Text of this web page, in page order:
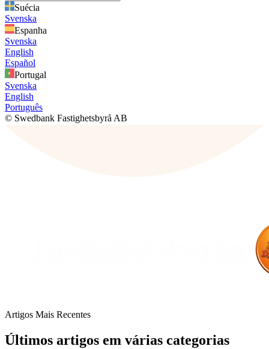
Suécia
Svenska
Espanha
Svenska
English
Español
Portugal
Svenska
English
Português
© Swedbank Fastighetsbyrå AB
Artigos Mais Recentes
Últimos artigos em várias categorias